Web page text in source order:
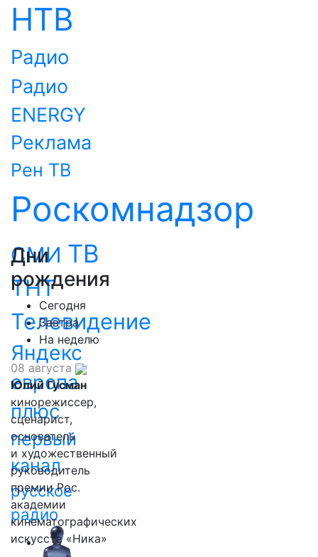
НТВ
Радио
Радио
ENERGY
Реклама
Рен ТВ
Роскомнадзор
СМИ ТВ
ТНТ
Телевидение
Яндекс
европа
плюс
первый
канал
русское
радио
Дни
рождения
Сегодня
Завтра
На неделю
08 августа
Юлий Гусман
кинорежиссер,
сценарист,
основатель
и художественный
руководитель
премии Рос.
академии
кинематографических
искусств «Ника»